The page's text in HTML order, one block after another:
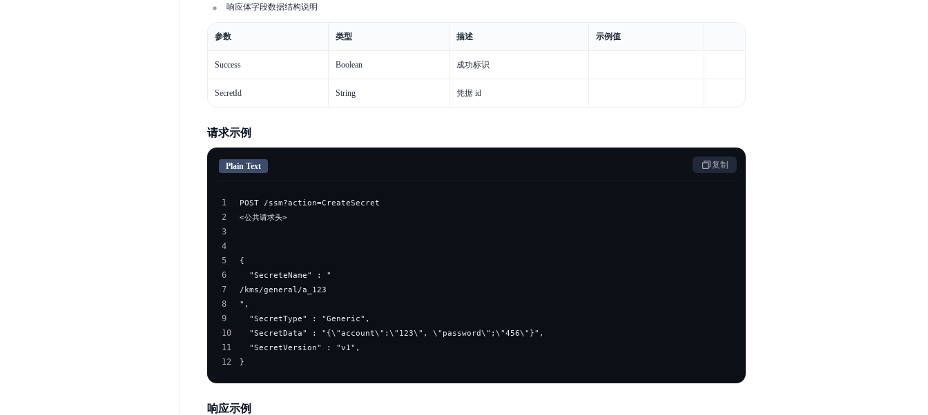
响应体字段数据结构说明
参数 类型 描述 示例值
Success Boolean 成功标识
SecretId String 凭据 id
请求示例
Plain Text 复制
1
2
3
4
5
6
7
8
9
10
11
12 }
响应示例